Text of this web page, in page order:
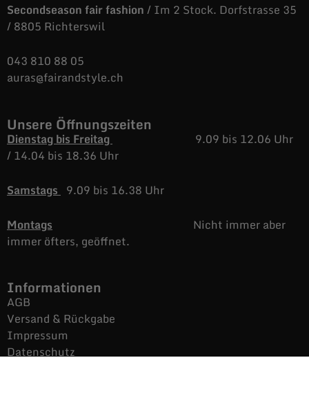
Secondseason fair fashion/ Im 2 Stock. Dorfstrasse 35
/ 8805 Richterswil
043 810 88 05
auras@fairandstyle.ch
Unsere Öffnungszeiten
Dienstag bis Freitag
9.09 bis 12.06 Uhr
/14.04 bis 18.36 Uhr
Samstags 9.09 bis 16.38 Uhr
Montags
Nicht immer aber
immer öfters, geöffnet.
Informationen
AGB
Versand & Rückgabe
Impressum
Datenschutz